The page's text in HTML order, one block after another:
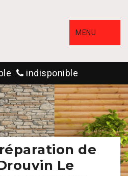
MENU
indisponible
de
Le